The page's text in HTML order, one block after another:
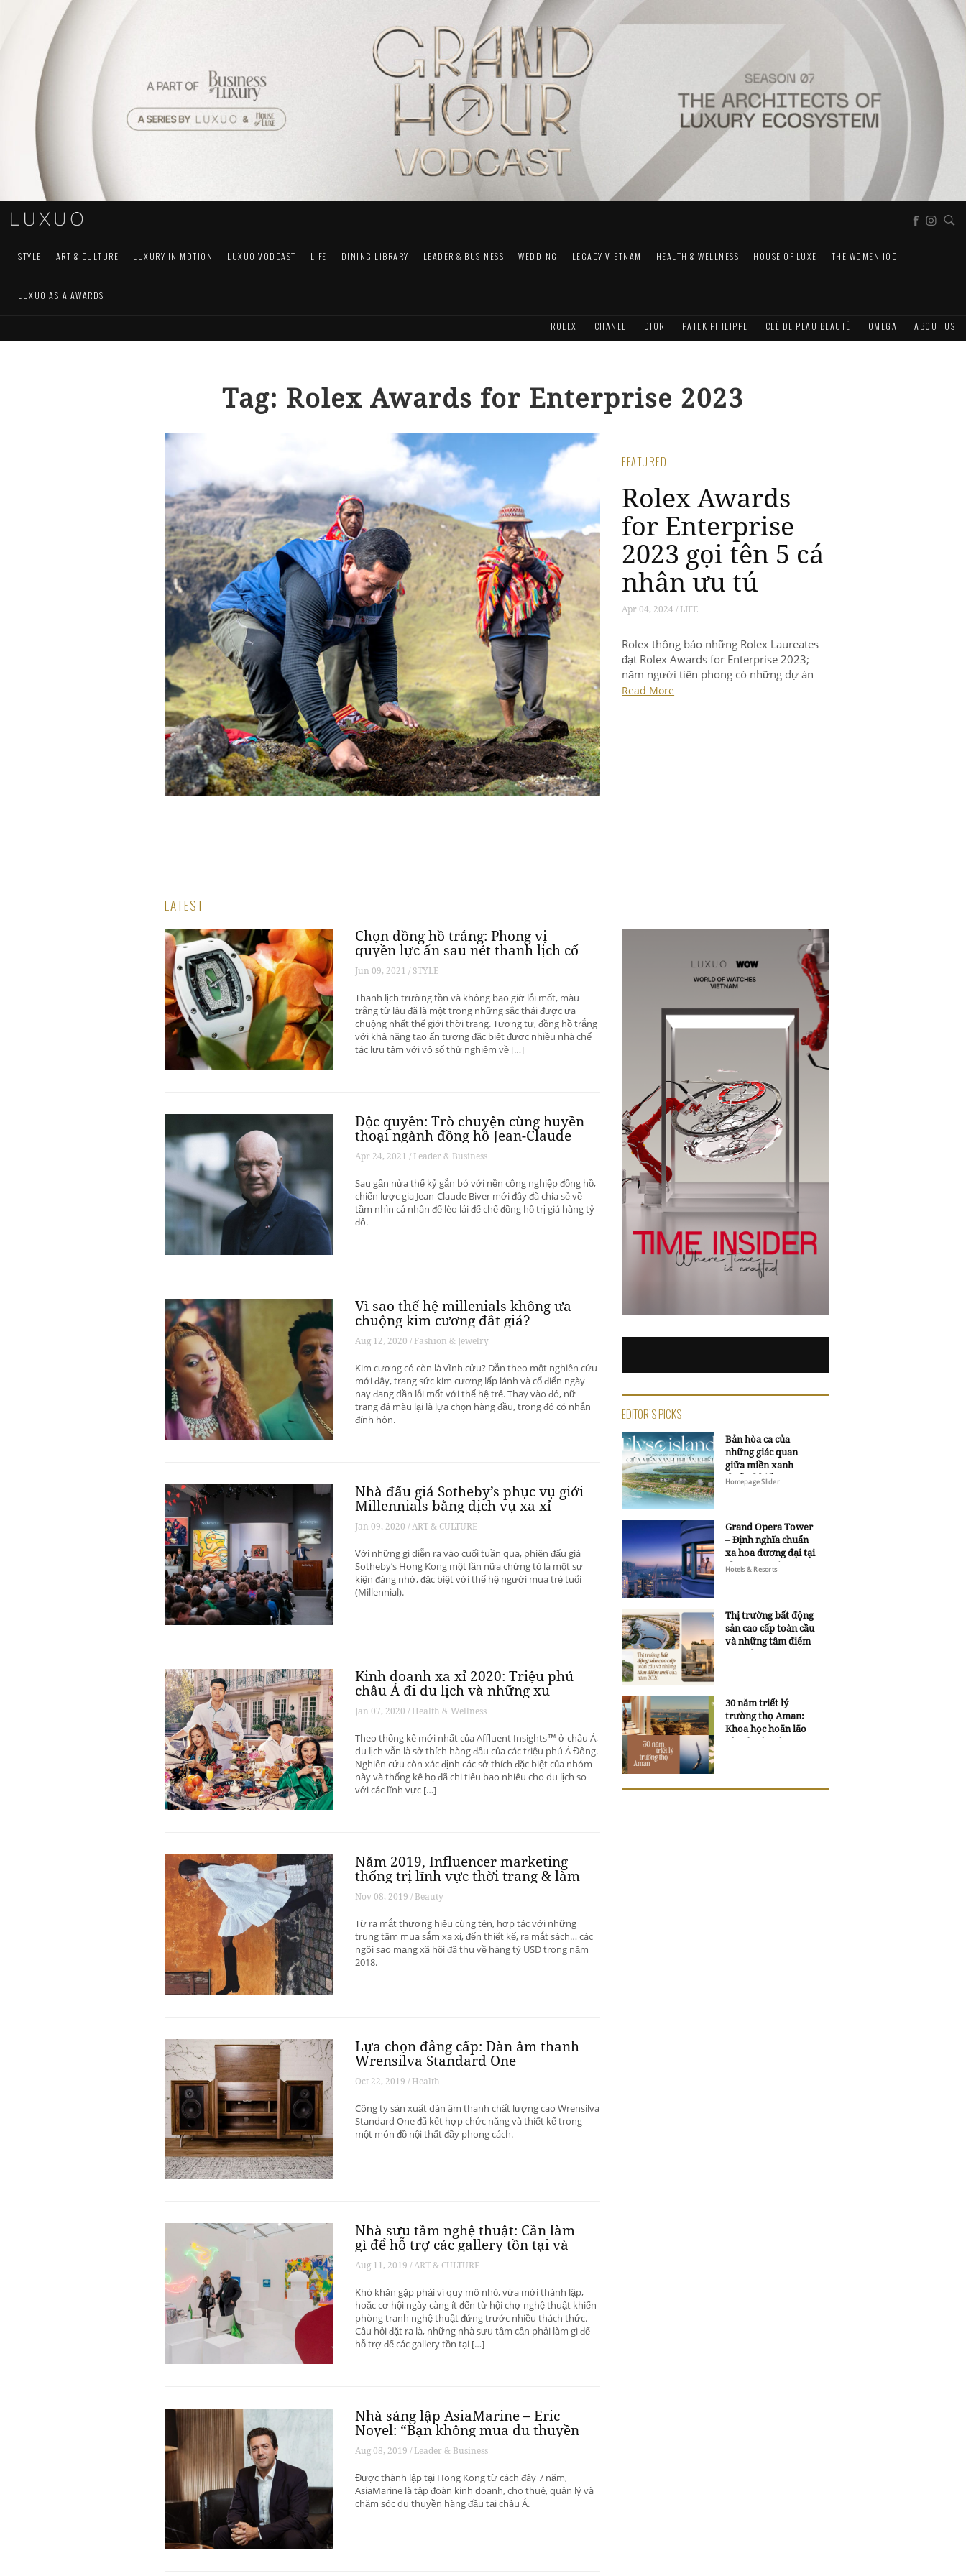
STYLE ART & CULTURE LUXURY IN MOTION LUXUO VODCAST LIFE DINING LIBRARY LEADER & BUSINESS WEDDING LEGACY VIETNAM HEALTH & WELLNESS HOUSE OF LUXE THE WOMEN 100
LUXUO ASIA AWARDS
ROLEX CHANEL DIOR PATEK PHILIPPE CLÉ DE PEAU BEAUTÉ OMEGA ABOUT US
Tag: Rolex Awards for Enterprise 2023
FEATURED
Rolex Awards
for Enterprise
2023 gọi tên 5 cá
nhân ưu tú
Apr 04, 2024 / LIFE
Rolex thông báo những Rolex Laureates
đạt Rolex Awards for Enterprise 2023;
năm người tiên phong có những dự án
đầy tham vọng sẽ giúp cải thiện cuộc sống
Read More
LATEST
Chọn đồng hồ trắng: Phong vị
quyền lực ẩn sau nét thanh lịch cố
hữu
Jun 09, 2021 / STYLE
Thanh lịch trường tồn và không bao giờ lỗi mốt, màu
trắng từ lâu đã là một trong những sắc thái được ưa
chuộng nhất thế giới thời trang. Tương tự, đồng hồ trắng
với khả năng tạo ấn tượng đặc biệt được nhiều nhà chế
tác lưu tâm với vô số thử nghiệm về […]
Độc quyền: Trò chuyện cùng huyền
thoại ngành đồng hồ Jean-Claude
Biver
Apr 24, 2021 / Leader & Business
Sau gần nửa thế kỷ gắn bó với nền công nghiệp đồng hồ,
chiến lược gia Jean-Claude Biver mới đây đã chia sẻ về
tầm nhìn cá nhân để lèo lái đế chế đồng hồ trị giá hàng tỷ
đô.
Vì sao thế hệ millenials không ưa
chuộng kim cương đắt giá?
Aug 12, 2020 / Fashion & Jewelry
Kim cương có còn là vĩnh cửu? Dẫn theo một nghiên cứu
mới đây, trang sức kim cương lấp lánh và cổ điển ngày
nay đang dần lỗi mốt với thế hệ trẻ. Thay vào đó, nữ
trang đá màu lại là lựa chọn hàng đầu, trong đó có nhẫn
đính hôn.
Nhà đấu giá Sotheby’s phục vụ giới
Millennials bằng dịch vụ xa xỉ
Jan 09, 2020 / ART & CULTURE
Với những gì diễn ra vào cuối tuần qua, phiên đấu giá
Sotheby’s Hong Kong một lần nữa chứng tỏ là một sự
kiện đáng nhớ, đặc biệt với thế hệ người mua trẻ tuổi
(Millennial).
Kinh doanh xa xỉ 2020: Triệu phú
châu Á đi du lịch và những xu
hướng có thể thay đổi ngành du
lịch thượng lưu
Jan 07, 2020 / Health & Wellness
Theo thống kê mới nhất của Affluent Insights™ ở châu Á,
du lịch vẫn là sở thích hàng đầu của các triệu phú Á Đông.
Nghiên cứu còn xác định các sở thích đặc biệt của nhóm
này và thống kê họ đã chi tiêu bao nhiêu cho du lịch so
với các lĩnh vực […]
Năm 2019, Influencer marketing
thống trị lĩnh vực thời trang & làm
đẹp
Nov 08, 2019 / Beauty
Từ ra mắt thương hiệu cùng tên, hợp tác với những
trung tâm mua sắm xa xỉ, đến thiết kế, ra mắt sách… các
ngôi sao mạng xã hội đã thu về hàng tỷ USD trong năm
2018.
Lựa chọn đẳng cấp: Dàn âm thanh
Wrensilva Standard One
Oct 22, 2019 / Health
Công ty sản xuất dàn âm thanh chất lượng cao Wrensilva
Standard One đã kết hợp chức năng và thiết kế trong
một món đồ nội thất đầy phong cách.
Nhà sưu tầm nghệ thuật: Cần làm
gì để hỗ trợ các gallery tồn tại và
phát triển? – Phần 1
Aug 11, 2019 / ART & CULTURE
Khó khăn gặp phải vì quy mô nhỏ, vừa mới thành lập,
hoặc cơ hội ngày càng ít đến từ hội chợ nghệ thuật khiến
phòng tranh nghệ thuật đứng trước nhiều thách thức.
Câu hỏi đặt ra là, những nhà sưu tầm cần phải làm gì để
hỗ trợ để các gallery tồn tại […]
Nhà sáng lập AsiaMarine – Eric
Noyel: “Bạn không mua du thuyền
để đầu tư sinh lời”
Aug 08, 2019 / Leader & Business
Được thành lập tại Hong Kong từ cách đây 7 năm,
AsiaMarine là tập đoàn kinh doanh, cho thuê, quản lý và
chăm sóc du thuyền hàng đầu tại châu Á.
EDITOR'S PICKS
Bản hòa ca của
những giác quan
giữa miền xanh
thuần khiết
Homepage Slider
Grand Opera Tower
– Định nghĩa chuẩn
xa hoa đương đại tại
Sheraton Saigon
Hotels & Resorts
Thị trường bất động
sản cao cấp toàn cầu
và những tâm điểm
mới của năm 2026
30 năm triết lý
trường thọ Aman:
Khoa học hoãn lão
và trí tuệ ngàn xưa